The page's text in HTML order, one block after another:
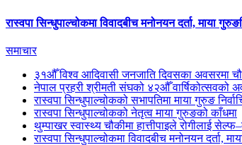
रास्वपा सिन्धुपाल्चोकमा विवादबीच मनोनयन दर्ता, माया
समाचार
३१औँ विश्व आदिवासी जनजाति दिवसका अवसरमा
नेपाल प्रहरी श्रीमती संघको ४२औँ वार्षिकोत्सवको
रास्वपा सिन्धुपाल्चोकको सभापतिमा माया गुरुङ
रास्वपा सिन्धुपाल्चोकको नेतृत्व माया गुरुङको काँधमा
थुम्पाखर स्वास्थ्य चौकीमा हात्तीपाइले रोगीलाई
रास्वपा सिन्धुपाल्चोकमा विवादबीच मनोनयन दर्ता,